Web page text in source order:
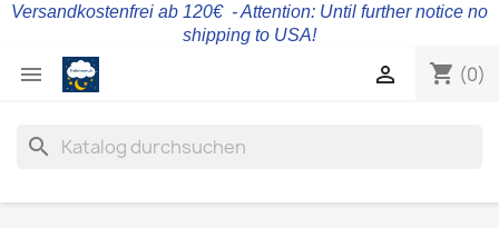
Versandkostenfrei ab 120€ - Attention: Until further notice no
shipping to USA!
 shopping_cart (0)

search